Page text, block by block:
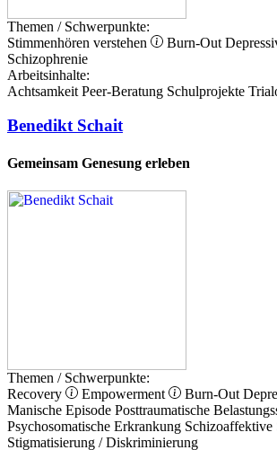
Themen / Schwerpunkte:
Stimmenhören verstehen
Burn-Out
Schizophrenie
Arbeitsinhalte:
Achtsamkeit Peer-Beratung Schulprojekte
Benedikt Schait
Gemeinsam Genesung erleben
Themen / Schwerpunkte:
Recovery
Empowerment Burn-Out
Manische Episode Posttraumatische
Psychosomatische Erkrankung Schizoaffektive
Stigmatisierung / Diskriminierung